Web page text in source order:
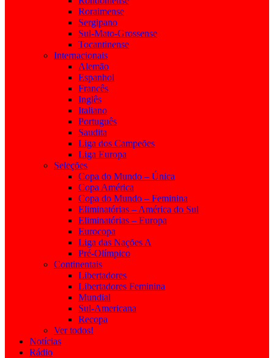
Roraimense
Sergipano
Sul-Mato-Grossense
Tocantinense
Internacionais
Alemão
Espanhol
Francês
Inglês
Italiano
Português
Saudita
Liga dos Campeões
Liga Europa
Seleções
Copa do Mundo – Única
Copa América
Copa do Mundo – Feminina
Eliminatórias – América do Sul
Eliminatórias – Europa
Eurocopa
Liga das Nações A
Pré-Olímpico
Continentais
Libertadores
Libertadores Feminina
Mundial
Sul-Americana
Recopa
Ver todos!
Notícias
Rádio